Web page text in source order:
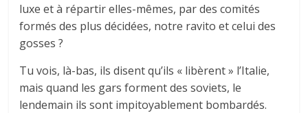
luxe et à répartir elles-mêmes, par des comités
formés des plus décidées, notre ravito et celui des
gosses ?
Tu vois, là-bas, ils disent qu’ils « libèrent » l’Italie,
mais quand les gars forment des soviets, le
lendemain ils sont impitoyablement bombardés.